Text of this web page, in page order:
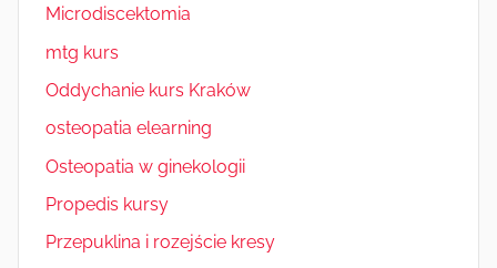
Microdiscektomia
mtg kurs
Oddychanie kurs Kraków
osteopatia elearning
Osteopatia w ginekologii
Propedis kursy
Przepuklina i rozejście kresy